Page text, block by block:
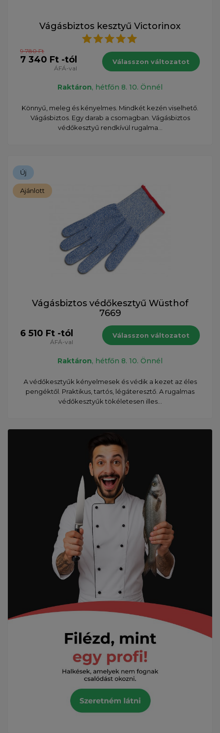
Vágásbiztos kesztyű Victorinox
9 780 Ft
7 340 Ft -tól
ÁFÁ-val
Válasszon változatot
Raktáron, hétfőn 8. 10. Önnél
Könnyű, meleg és kényelmes. Mindkét kezén viselhető.
Vágásbiztos. Egy darab a csomagban. Vágásbiztos
védőkesztyű rendkívül rugalma...
Új
Ajánlott
Vágásbiztos védőkesztyű Wüsthof
7669
6 510 Ft -tól
ÁFÁ-val
Válasszon változatot
Raktáron, hétfőn 8. 10. Önnél
A védőkesztyűk kényelmesek és védik a kezet az éles
pengéktől. Praktikus, tartós, légáteresztő. A rugalmas
védőkesztyűk tökéletesen illes...